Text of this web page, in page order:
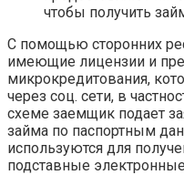
чтобы получить
С помощью сторонних
имеющие лицензии и
микрокредитования,
через соц. сети, в
схеме заемщик подает
займа по паспортным
используются для
подставные